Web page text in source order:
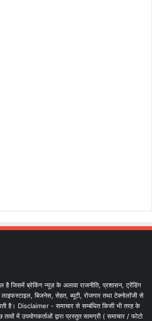
है जिसमें ब्रेकिंग न्यूज़ के अलावा राजनीति, प्रशासन, ट्रेंडिंग
बिजनेस, सेहत, ब्यूटी, रोजगार तथा टेक्नोलॉजी से
है। Disclaimer - समाचार से सम्बंधित किसी भी तरह के
में उपयोगकर्ताओं द्वारा प्रस्तुत सामग्री ( समाचार / फोटो